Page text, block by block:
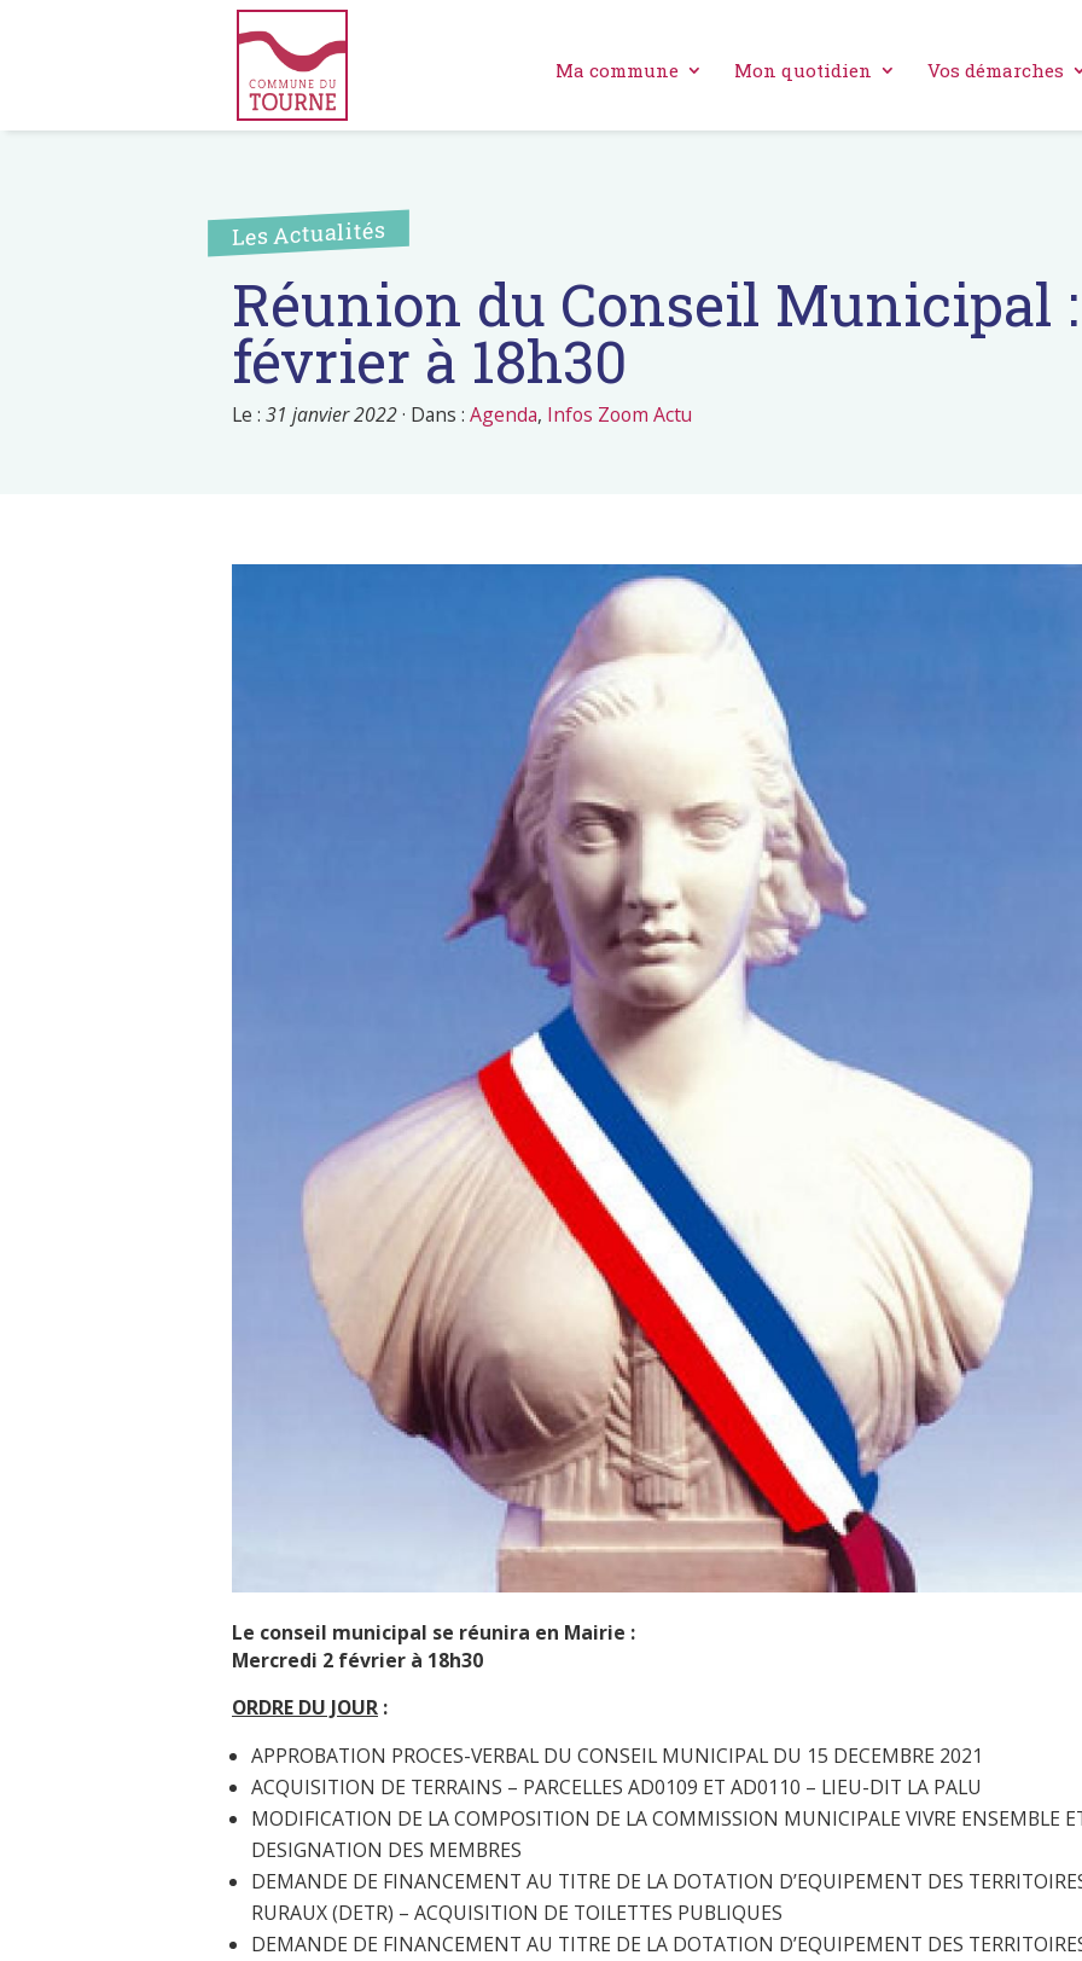
Ma commune Mon quotidien Vos démarches
Les Actualités
Réunion du Conseil Municipal
février à 18h30
Le : 31 janvier 2022· Dans : Agenda, Infos Zoom Actu
Le conseil municipal se réunira en Mairie :
Mercredi 2 février à 18h30
ORDRE DU JOUR :
APPROBATION PROCES-VERBAL DU CONSEIL MUNICIPAL DU 15 DECEMBRE 2021
ACQUISITION DE TERRAINS – PARCELLES AD0109 ET AD0110 – LIEU-DIT LA PALU
MODIFICATION DE LA COMPOSITION DE LA COMMISSION MUNICIPALE VIVRE ENSEMBLE
DESIGNATION DES MEMBRES
DEMANDE DE FINANCEMENT AU TITRE DE LA DOTATION D’EQUIPEMENT DES
RURAUX (DETR) – ACQUISITION DE TOILETTES PUBLIQUES
DEMANDE DE FINANCEMENT AU TITRE DE LA DOTATION D’EQUIPEMENT DES